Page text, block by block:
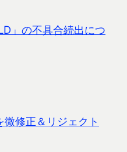
」の不具合続出につ
修正＆リジェクト